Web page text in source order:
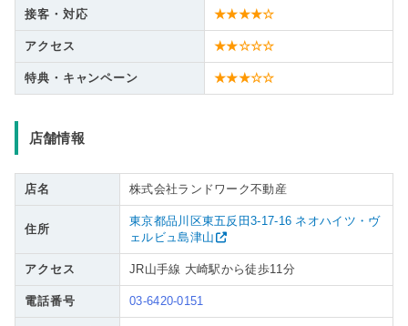
接客・対応 ★★★★☆
アクセス ★★☆☆☆
特典・キャンペーン ★★★☆☆
店舗情報
店名 株式会社ランドワーク不動産
住所
東京都品川区東五反田3-17-16 ネオハイツ・ヴ
ェルビュ島津山
アクセス JR山手線 大崎駅から徒歩11分
電話番号 03-6420-0151